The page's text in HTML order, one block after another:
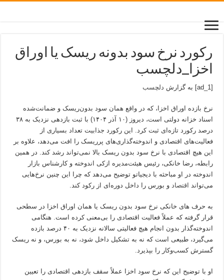
رکورد نرخ سود بدونه ریسک یا اوراق
اخزا_دلچسب
[ad_1] به گزارش دلچسب
نرخ بازده اوراق اخزا، که در واقع همان سود بدون‌ریسک و ضمانت‌شده
اسناد خزانه دولتی است، دیروز (۱۰ آذر ۱۴۰۴) با ثبت بازدهی نزدیک به ۳۸
درصد رکورد تازه‌ای ثبت کرد. این رکورد جذابیت تعداد بسیاری از
فعالیت‌های اقتصادی و اندوخته‌گذاری‌های پرریسک را افت می‌دهد، علاوه بر
این هیچ اقتصادی با نرخ سود بدون ریسک بالا نمی‌تواند رشد کند. در همین
رابطه، رضا خانکی، رئیس هیئت‌مدیره ازکی اندوخته و کارشناس بازار
اندوخته در او مباحثه با دیجیاتو توضیح می‌دهد که چرا این چنین نرخ‌هایی
می‌تواند اقتصاد و بورس را داخل دوره‌ای از رکود کند.
به حرف های خانکی نرخ سود بدون ریسک یا همان اوراق اخزا در سطحی
قرار گرفته که عملاً فعالیت اقتصادی را بی‌معنی کرده است. هنگامی
اندوخته‌گذار بدون انجام هیچ فعالیتی سالانه نزدیک به ۴۰ درصد بازده
می‌گیرد، طبیعی است که نه به تشکیل داخل شود، نه به بورس، و نه ریسک
گسترش کسب‌وکار را بپذیرد.
او با توضیح این که نرخ سود اخزا عملاً سقف بازدهی اقتصادی را تعیین